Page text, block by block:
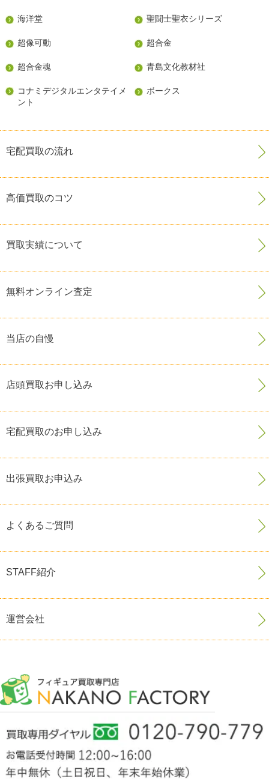
海洋堂 聖闘士聖衣シリーズ
超像可動 超合金
超合金魂 青島文化教材社
コナミデジタルエンタテイメ
ント
ボークス
宅配買取の流れ
高価買取のコツ
買取実績について
無料オンライン査定
当店の自慢
店頭買取お申し込み
宅配買取のお申し込み
出張買取お申込み
よくあるご質問
STAFF紹介
運営会社